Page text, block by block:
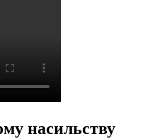
насильству